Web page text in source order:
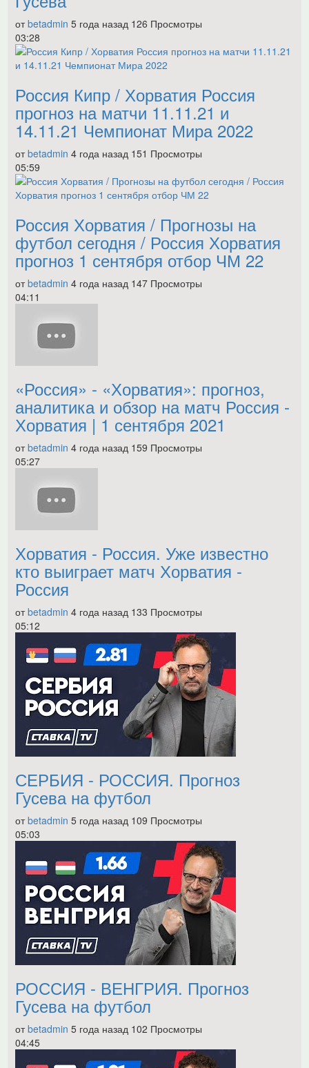
отbetadmin 5 года назад 126 Просмотры
03:28
Россия Кипр / Хорватия Россия
прогноз на матчи 11.11.21 и
14.11.21 Чемпионат Мира 2022
отbetadmin 4 года назад 151 Просмотры
05:59
Россия Хорватия / Прогнозы на
футбол сегодня / Россия Хорватия
прогноз 1 сентября отбор ЧМ 22
отbetadmin 4 года назад 147 Просмотры
04:11
«Россия» - «Хорватия»: прогноз,
аналитика и обзор на матч Россия -
Хорватия | 1 сентября 2021
отbetadmin 4 года назад 159 Просмотры
05:27
Хорватия - Россия. Уже известно
кто выиграет матч Хорватия -
Россия
отbetadmin 4 года назад 133 Просмотры
05:12
СЕРБИЯ - РОССИЯ. Прогноз
Гусева на футбол
отbetadmin 5 года назад 109 Просмотры
05:03
РОССИЯ - ВЕНГРИЯ. Прогноз
Гусева на футбол
отbetadmin 5 года назад 102 Просмотры
04:45